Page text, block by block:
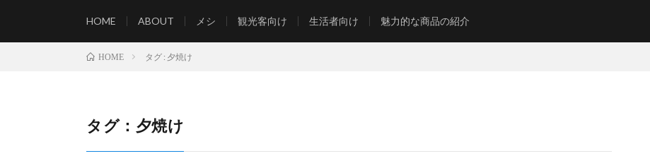
HOME ABOUT メシ 観光客向け 生活者向け 魅力的な商品の紹介
HOME タグ : 夕焼け
タグ：夕焼け